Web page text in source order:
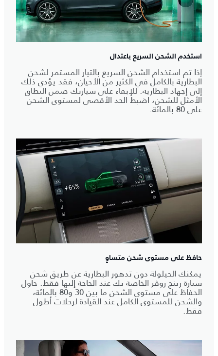
استخدم الشحن السريع باعتدال
إذا تم استخدام الشحن السريع بالتيار المستمر لشحن
البطارية بالكامل في الكثير من الأحيان، فقد يؤدي ذلك
إلى إجهاد البطارية. للإبقاء على سيارتك ضمن النطاق
الأمثل للشحن، اضبط الحد الأقصى لمستوى الشحن
على 80 بالمائة.
حافظ على مستوى شحن متساوٍ
يمكنك الحيلولة دون تدهور البطارية عن طريق شحن
سيارة رينج روڤر الخاصة بك عند الحاجة إليها فقط. حاول
الحفاظ على مستوى الشحن ما بين 30 و80 بالمائة،
والشحن للمستوى الكامل عند القيادة لرحلات أطول
فقط.